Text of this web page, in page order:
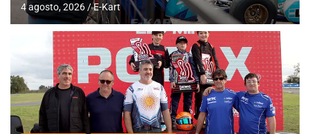
4 agosto, 2026 E-Kart